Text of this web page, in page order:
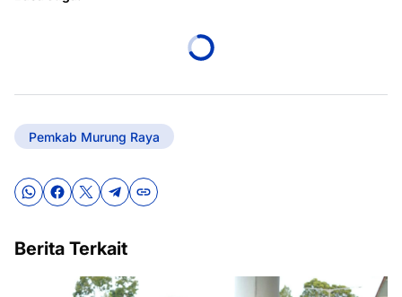
Pemkab Murung Raya
Berita Terkait